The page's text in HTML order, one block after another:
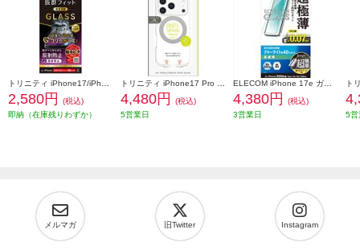
2,580円
(税込)
即納（在庫残りわずか）
4,480円
(税込)
5営業日
4,380円
(税込)
3営業日
5営
メルマガ 旧Twitter Instagram